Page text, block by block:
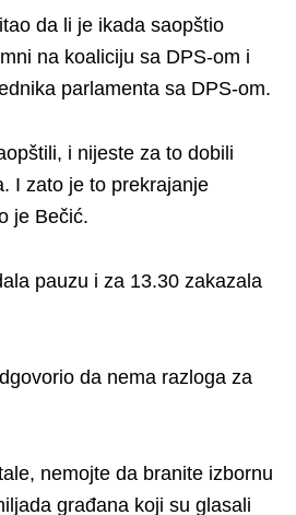
da li je ikada saopštio
na koaliciju sa DPS-om i
parlamenta sa DPS-om.
i nijeste za to dobili
I zato je to prekrajanje
je Bečić.
pauzu i za 13.30 zakazala
da nema razloga za
nemojte da branite izbornu
građana koji su glasali